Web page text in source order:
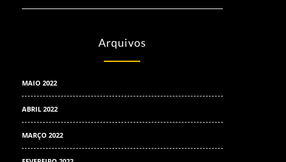
Arquivos
MAIO 2022
ABRIL 2022
MARÇO 2022